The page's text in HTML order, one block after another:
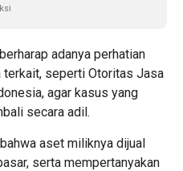
adanya perhatian
terkait, seperti Otoritas Jasa
agar kasus yang
secara adil.
aset miliknya dijual
serta mempertanyakan